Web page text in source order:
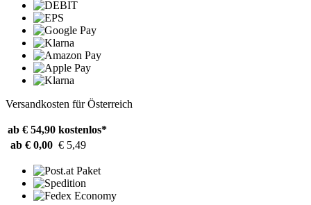
Versandkosten für Österreich
ab € 54,90 kostenlos*
ab € 0,00 € 5,49